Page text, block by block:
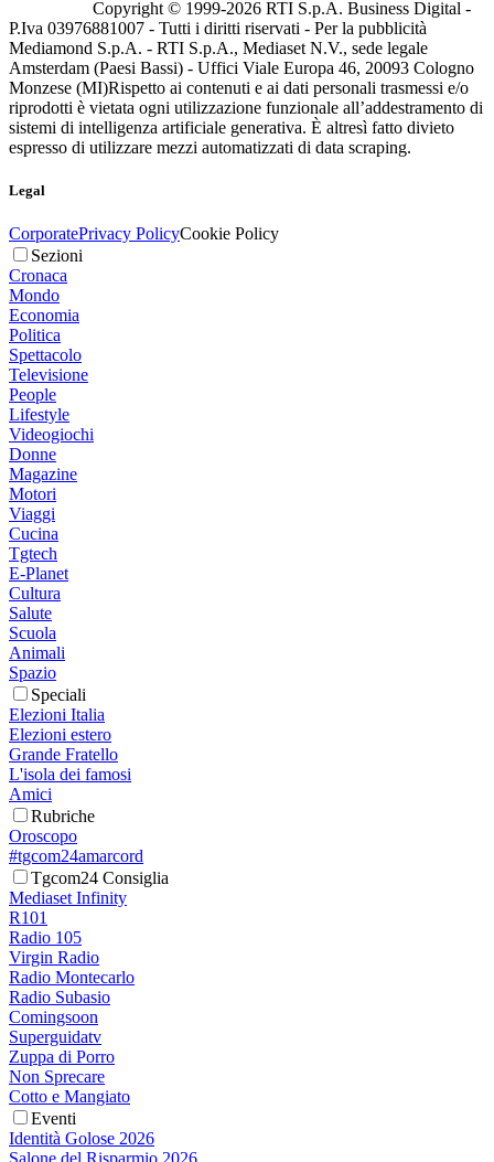
Copyright © 1999-2026 RTI S.p.A. Business Digital -
P.Iva 03976881007 - Tutti i diritti riservati - Per la pubblicità
Mediamond S.p.A. - RTI S.p.A., Mediaset N.V., sede legale
Amsterdam (Paesi Bassi) - Uffici Viale Europa 46, 20093 Cologno
Monzese (MI)Rispetto ai contenuti e ai dati personali trasmessi e/o
riprodotti è vietata ogni utilizzazione funzionale all’addestramento di
sistemi di intelligenza artificiale generativa. È altresì fatto divieto
espresso di utilizzare mezzi automatizzati di data scraping.
Legal
CorporatePrivacy PolicyCookie Policy
Sezioni
Cronaca
Mondo
Economia
Politica
Spettacolo
Televisione
People
Lifestyle
Videogiochi
Donne
Magazine
Motori
Viaggi
Cucina
Tgtech
E-Planet
Cultura
Salute
Scuola
Animali
Spazio
Speciali
Elezioni Italia
Elezioni estero
Grande Fratello
L'isola dei famosi
Amici
Rubriche
Oroscopo
#tgcom24amarcord
Tgcom24 Consiglia
Mediaset Infinity
R101
Radio 105
Virgin Radio
Radio Montecarlo
Radio Subasio
Comingsoon
Superguidatv
Zuppa di Porro
Non Sprecare
Cotto e Mangiato
Eventi
Identità Golose 2026